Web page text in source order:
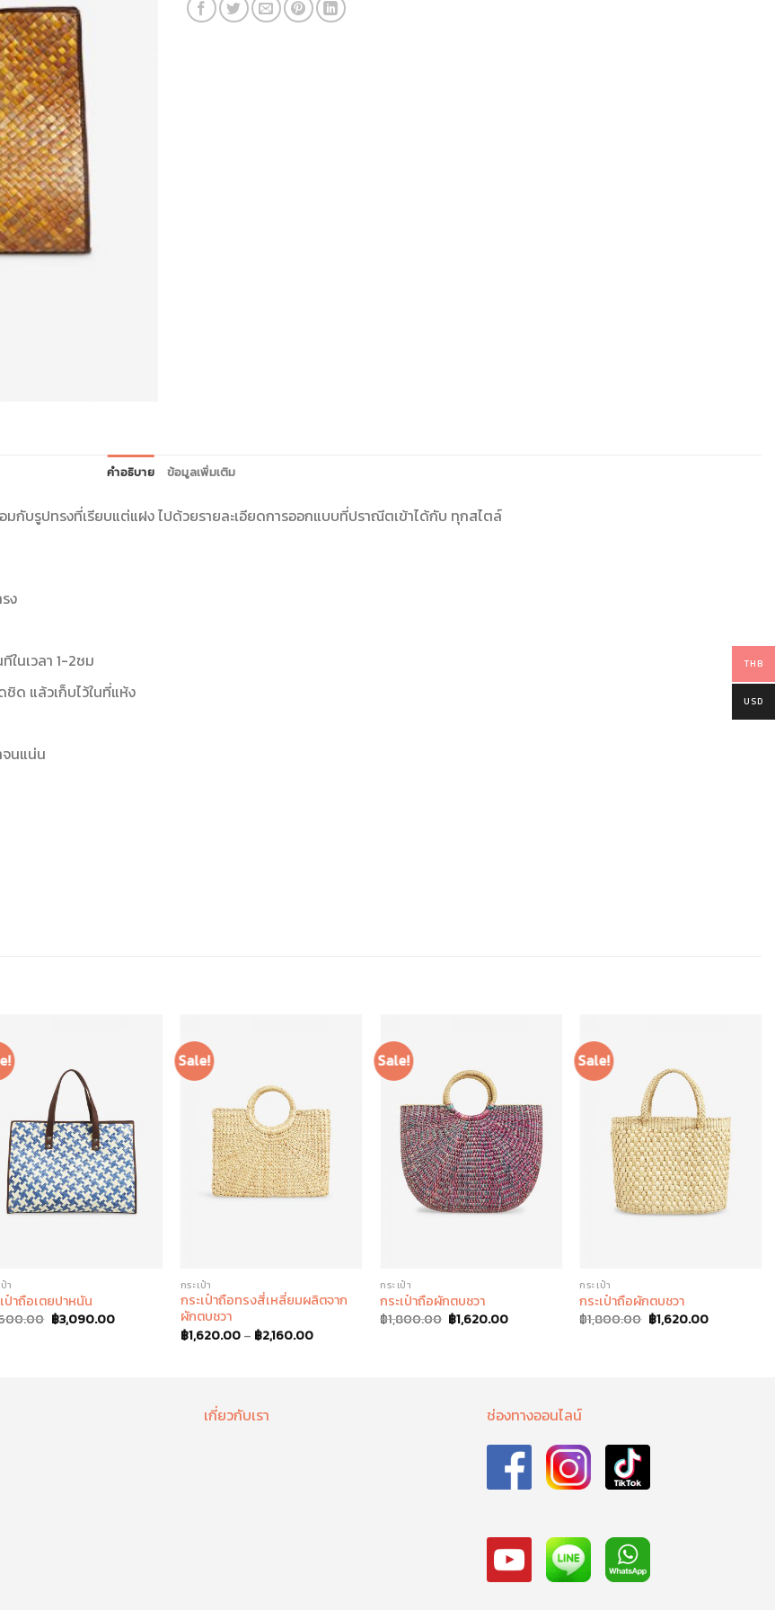
คำอธิบาย ข้อมูลเพิ่มเติม
กับรูปทรงที่เรียบแต่แฝง ไปด้วยรายละเอียดการออกแบบที่ปราณีตเข้าได้กับ ทุกสไตล์
ง
ในเวลา 1-2ชม
ด แล้วเก็บไว้ในที่แห้ง
จนแน่น
า
ป๋าถือเตยปาหนัน
฿3,090.00
Sale!
กระเป๋า
กระเป๋าถือทรงสี่เหลี่ยมผลิตจาก
ผักตบชวา
฿1,620.00– ฿2,160.00
Sale!
กระเป๋า
กระเป๋าถือผักตบชวา
฿1,800.00 ฿1,620.00
Sale!
กระเป๋า
กระเป๋าถือผักตบชวา
฿1,800.00 ฿1,620.00
เกี่ยวกับเรา ช่องทางออนไลน์
THB
USD